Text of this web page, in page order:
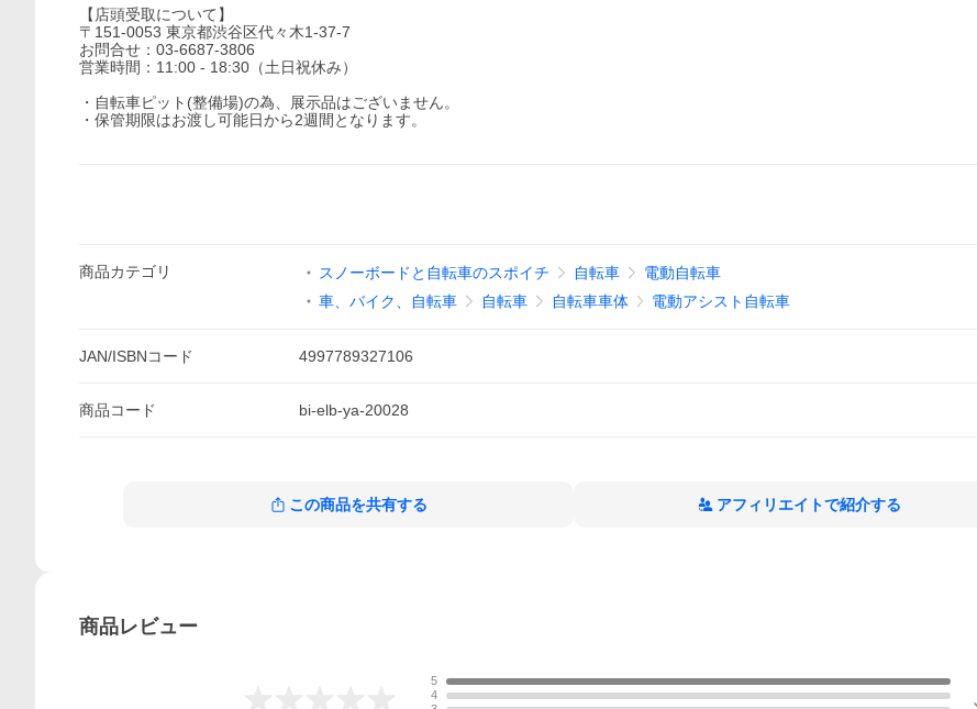
【店頭受取について】
〒151-0053 東京都渋谷区代々木1-37-7
お問合せ：03-6687-3806
営業時間：11:00 - 18:30（土日祝休み）
・自転車ピット(整備場)の為、展示品はございません。
・保管期限はお渡し可能日から2週間となります。
商品カテゴリ スノーボードと自転車のスポイチ 自転車
電動自転車
車、バイク、自転車
自転車 自転車車体 電動アシスト自転車
JAN/ISBNコード 4997789327106
商品コード bi-elb-ya-20028
この商品を共有する アフィリエイトで紹介する
商品レビュー
5
4